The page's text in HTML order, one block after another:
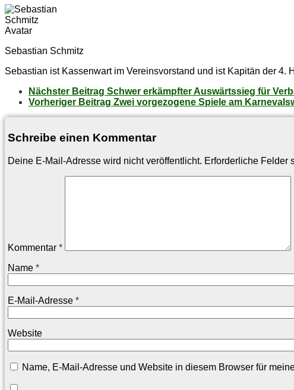
Sebastian Schmitz
Sebastian ist Kassenwart im Vereinsvorstand und ist Kapitän der 4.
Nächster Beitrag Schwer er­kämpf­ter Aus­wärts­sieg für
Vorheriger Beitrag Zwei vor­ge­zo­ge­ne Spie­le am
Schreibe einen Kommentar
Deine E-Mail-Adresse wird nicht veröffentlicht. Erforderliche Felder
Kommentar *
Name *
E-Mail-Adresse *
Website
Name, E-Mail-Adresse und Website in diesem Browser für